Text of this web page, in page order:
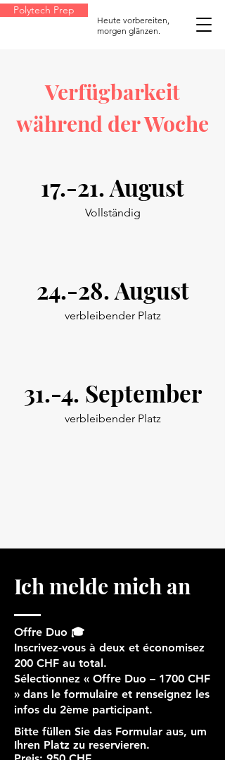
Polytech Prep
Heute vorbereiten,
morgen glänzen.
Verfügbarkeit
während der Woche
17.-21. August
Vollständig
24.-28. August
verbleibender Platz
31.-4. September
verbleibender Platz
Ich melde mich an
Offre Duo 🎓
Inscrivez-vous à deux et économisez
200 CHF au total.
Sélectionnez « Offre Duo – 1700 CHF
» dans le formulaire et renseignez les
infos du 2ème participant.
Bitte füllen Sie das Formular aus, um
Ihren Platz zu reservieren.